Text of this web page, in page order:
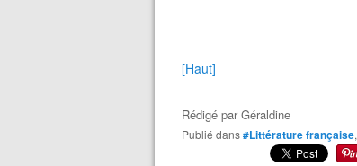
[Haut]
Rédigé parGéraldine
Publié dans#Littérature française,